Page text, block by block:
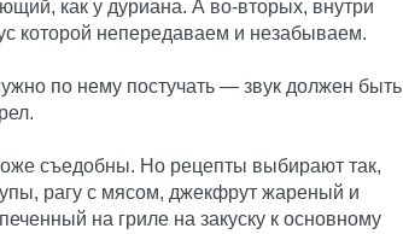
как у дуриана. А во-вторых, внутри
которой непередаваем и незабываем.
по нему постучать — звук должен быть
съедобны. Но рецепты выбирают так,
рагу с мясом, джекфрут жареный и
на гриле на закуску к основному